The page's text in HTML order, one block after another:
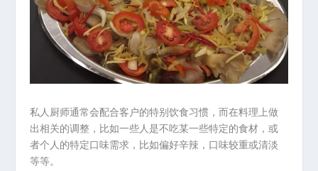
私人厨师通常会配合客户的特别饮食习惯，而在料理上做
出相关的调整，比如一些人是不吃某一些特定的食材，或
者个人的特定口味需求，比如偏好辛辣，口味较重或清淡
等等。